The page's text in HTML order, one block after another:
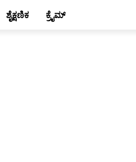
ಶೈಕ್ಷಣಿಕ ಕ್ರೈಮ್